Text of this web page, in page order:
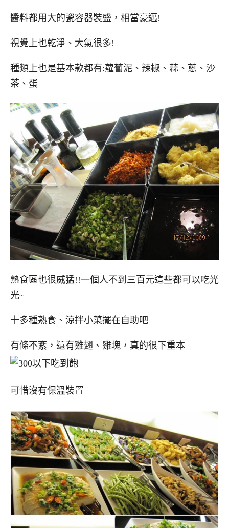
醬料都用大的瓷容器裝盛，相當豪邁!
視覺上也乾淨、大氣很多!
種類上也是基本款都有:蘿蔔泥、辣椒、蒜、蔥、沙
茶、蛋
熟食區也很威猛!!一個人不到三百元這些都可以吃光
光~
十多種熟食、涼拌小菜擺在自助吧
有條不紊，還有雞翅、雞塊，真的很下重本
可惜沒有保溫裝置